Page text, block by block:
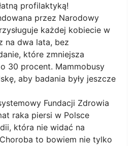
profilaktyką!
przez Narodowy
każdej kobiecie w
na dwa lata, bez
które zmniejsza
30 procent. Mammobusy
aby badania były jeszcze
Fundacji Zdrowia
raka piersi w Polsce
która nie widać na
to bowiem nie tylko